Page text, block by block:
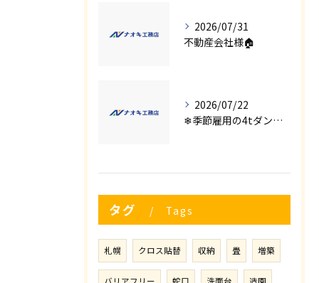
2026/07/31
不動産会社様🏠
2026/07/22
❄季節雇用の4tダンプの運転手募集⛄
タグ Tags
札幌 クロス貼替 収納 畳 増築